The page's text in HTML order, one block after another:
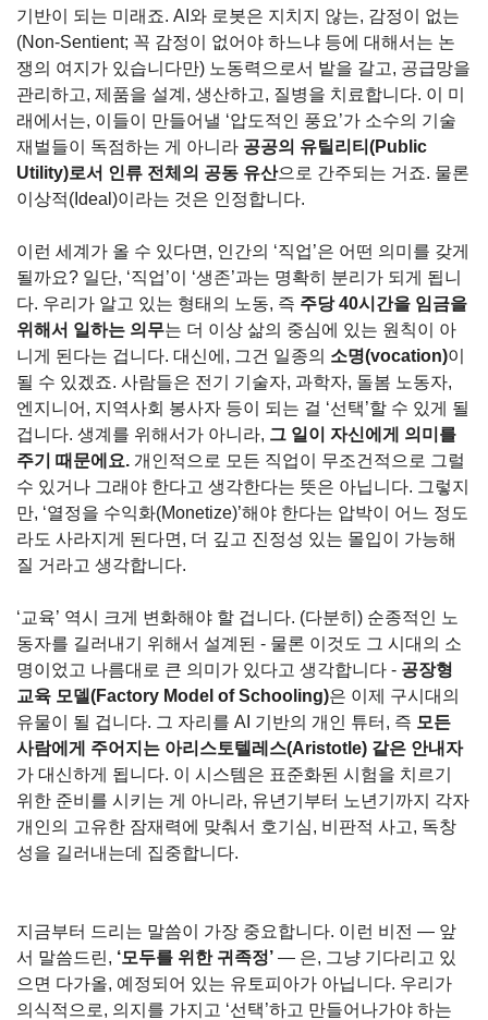
기반이 되는 미래죠. AI와 로봇은 지치지 않는, 감정이 없는
(Non-Sentient; 꼭 감정이 없어야 하느냐 등에 대해서는 논
쟁의 여지가 있습니다만) 노동력으로서 밭을 갈고, 공급망을
관리하고, 제품을 설계, 생산하고, 질병을 치료합니다. 이 미
래에서는, 이들이 만들어낼 ‘압도적인 풍요’가 소수의 기술
재벌들이 독점하는 게 아니라 공공의 유틸리티(Public
Utility)로서 인류 전체의 공동 유산으로 간주되는 거죠. 물론
이상적(Ideal)이라는 것은 인정합니다.
이런 세계가 올 수 있다면, 인간의 ‘직업’은 어떤 의미를 갖게
될까요? 일단, ‘직업’이 ‘생존’과는 명확히 분리가 되게 됩니
다. 우리가 알고 있는 형태의 노동, 즉 주당 40시간을 임금을
위해서 일하는 의무는 더 이상 삶의 중심에 있는 원칙이 아
니게 된다는 겁니다. 대신에, 그건 일종의 소명(vocation)이
될 수 있겠죠. 사람들은 전기 기술자, 과학자, 돌봄 노동자,
엔지니어, 지역사회 봉사자 등이 되는 걸 ‘선택’할 수 있게 될
겁니다. 생계를 위해서가 아니라, 그 일이 자신에게 의미를
주기 때문에요. 개인적으로 모든 직업이 무조건적으로 그럴
수 있거나 그래야 한다고 생각한다는 뜻은 아닙니다. 그렇지
만, ‘열정을 수익화(Monetize)’해야 한다는 압박이 어느 정도
라도 사라지게 된다면, 더 깊고 진정성 있는 몰입이 가능해
질 거라고 생각합니다.
‘교육’ 역시 크게 변화해야 할 겁니다. (다분히) 순종적인 노
동자를 길러내기 위해서 설계된 - 물론 이것도 그 시대의 소
명이었고 나름대로 큰 의미가 있다고 생각합니다 - 공장형
교육 모델(Factory Model of Schooling)은 이제 구시대의
유물이 될 겁니다. 그 자리를 AI 기반의 개인 튜터, 즉 모든
사람에게 주어지는 아리스토텔레스(Aristotle) 같은 안내자
가 대신하게 됩니다. 이 시스템은 표준화된 시험을 치르기
위한 준비를 시키는 게 아니라, 유년기부터 노년기까지 각자
개인의 고유한 잠재력에 맞춰서 호기심, 비판적 사고, 독창
성을 길러내는데 집중합니다.
지금부터 드리는 말씀이 가장 중요합니다. 이런 비전 — 앞
서 말씀드린, ‘모두를 위한 귀족정’ — 은, 그냥 기다리고 있
으면 다가올, 예정되어 있는 유토피아가 아닙니다. 우리가
의식적으로, 의지를 가지고 ‘선택’하고 만들어나가야 하는